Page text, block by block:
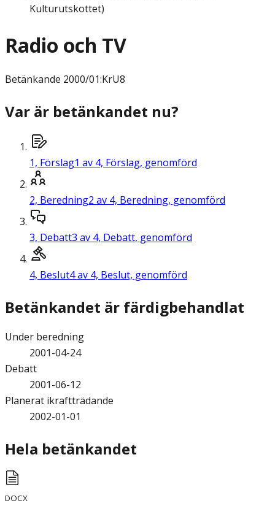
Kulturutskottet)
Radio och TV
Betänkande 2000/01:KrU8
Var är betänkandet nu?
1, Förslag1 av 4, Förslag, genomförd
2, Beredning2 av 4, Beredning, genomförd
3, Debatt3 av 4, Debatt, genomförd
4, Beslut4 av 4, Beslut, genomförd
Betänkandet är färdigbehandlat
Under beredning
2001-04-24
Debatt
2001-06-12
Planerat ikraftträdande
2002-01-01
Hela betänkandet
DOCX